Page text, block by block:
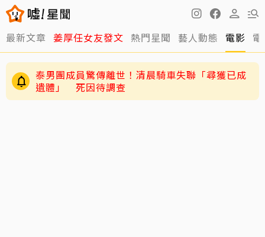
最新文章 姜厚任女友發文 熱門星聞 藝人動態 電影
泰男團成員驚傳離世！清晨騎車失聯「尋獲已成
遺體」 死因待調查